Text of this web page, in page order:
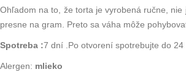
Ohľadom na to, že torta je vyrobená ručne, nie
presne na gram. Preto sa váha môže
Spotreba :7 dní .Po otvorení spotrebujte do 24
Alergen: mlieko